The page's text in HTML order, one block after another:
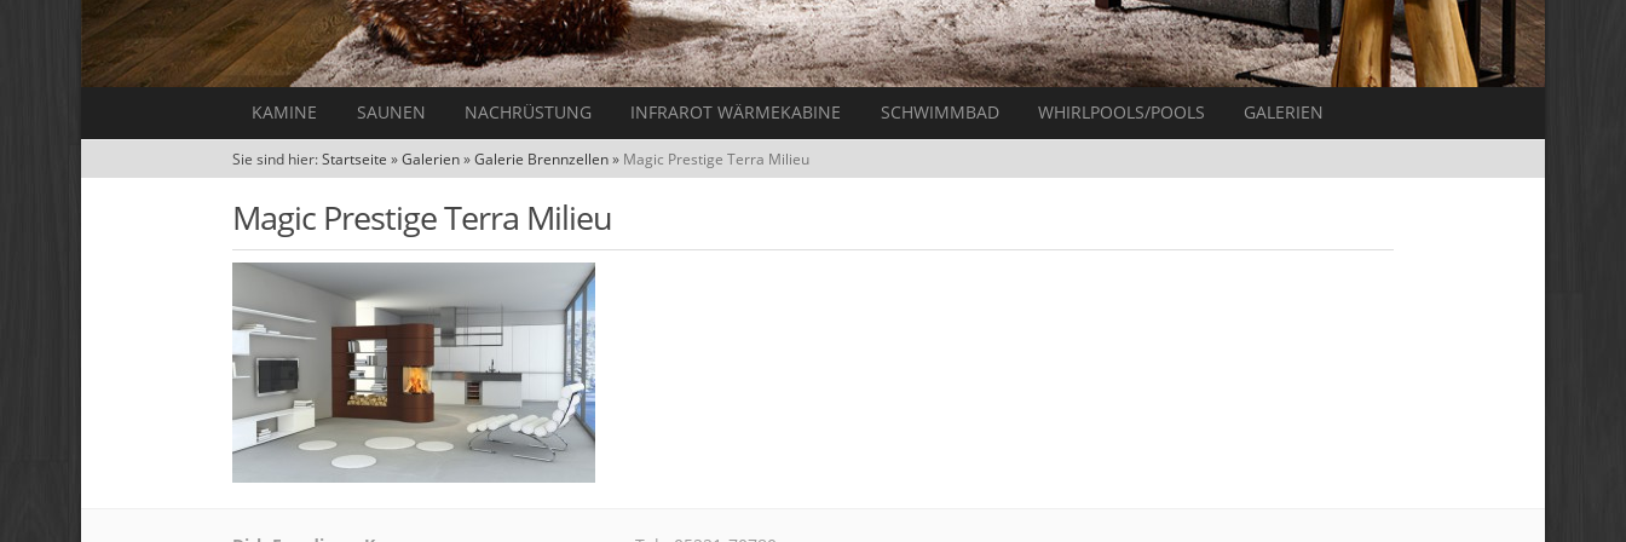
KAMINE SAUNEN NACHRÜSTUNG INFRAROT WÄRMEKABINE SCHWIMMBAD WHIRLPOOLS/POOLS GALERIEN
Sie sind hier:Startseite »Galerien»Galerie Brennzellen» Magic Prestige Terra Milieu
Magic Prestige Terra Milieu